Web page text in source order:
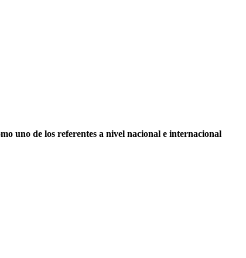
uno de los referentes a nivel nacional e internacional